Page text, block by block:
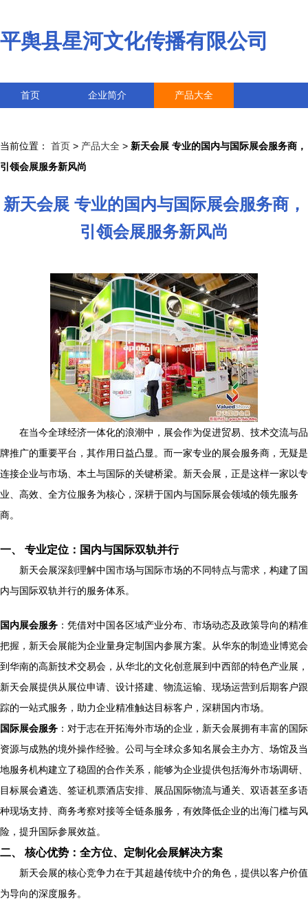
平舆县星河文化传播有限公司
首页 企业简介 产品大全
当前位置： 首页 > 产品大全 > 新天会展 专业的国内与国际展会服务商，
引领会展服务新风尚
新天会展 专业的国内与国际展会服务商，
引领会展服务新风尚
在当今全球经济一体化的浪潮中，展会作为促进贸易、技术交流与品
牌推广的重要平台，其作用日益凸显。而一家专业的展会服务商，无疑是
连接企业与市场、本土与国际的关键桥梁。新天会展，正是这样一家以专
业、高效、全方位服务为核心，深耕于国内与国际展会领域的领先服务
商。
一、 专业定位：国内与国际双轨并行
新天会展深刻理解中国市场与国际市场的不同特点与需求，构建了国
内与国际双轨并行的服务体系。
国内展会服务 ：凭借对中国各区域产业分布、市场动态及政策导向的精准
把握，新天会展能为企业量身定制国内参展方案。从华东的制造业博览会
到华南的高新技术交易会，从华北的文化创意展到中西部的特色产业展，
新天会展提供从展位申请、设计搭建、物流运输、现场运营到后期客户跟
踪的一站式服务，助力企业精准触达目标客户，深耕国内市场。
国际展会服务 ：对于志在开拓海外市场的企业，新天会展拥有丰富的国际
资源与成熟的境外操作经验。公司与全球众多知名展会主办方、场馆及当
地服务机构建立了稳固的合作关系，能够为企业提供包括海外市场调研、
目标展会遴选、签证机票酒店安排、展品国际物流与通关、双语甚至多语
种现场支持、商务考察对接等全链条服务，有效降低企业的出海门槛与风
险，提升国际参展效益。
二、 核心优势：全方位、定制化会展解决方案
新天会展的核心竞争力在于其超越传统中介的角色，提供以客户价值
为导向的深度服务。